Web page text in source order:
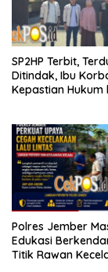
SP2HP Terbit,
Ditindak, Ibu
Kepastian Hukum
Polres Jember
Edukasi
Titik Rawan